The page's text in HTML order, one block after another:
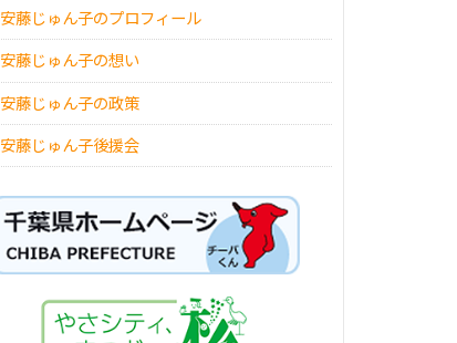
安藤じゅん子のプロフィール
安藤じゅん子の想い
安藤じゅん子の政策
安藤じゅん子後援会